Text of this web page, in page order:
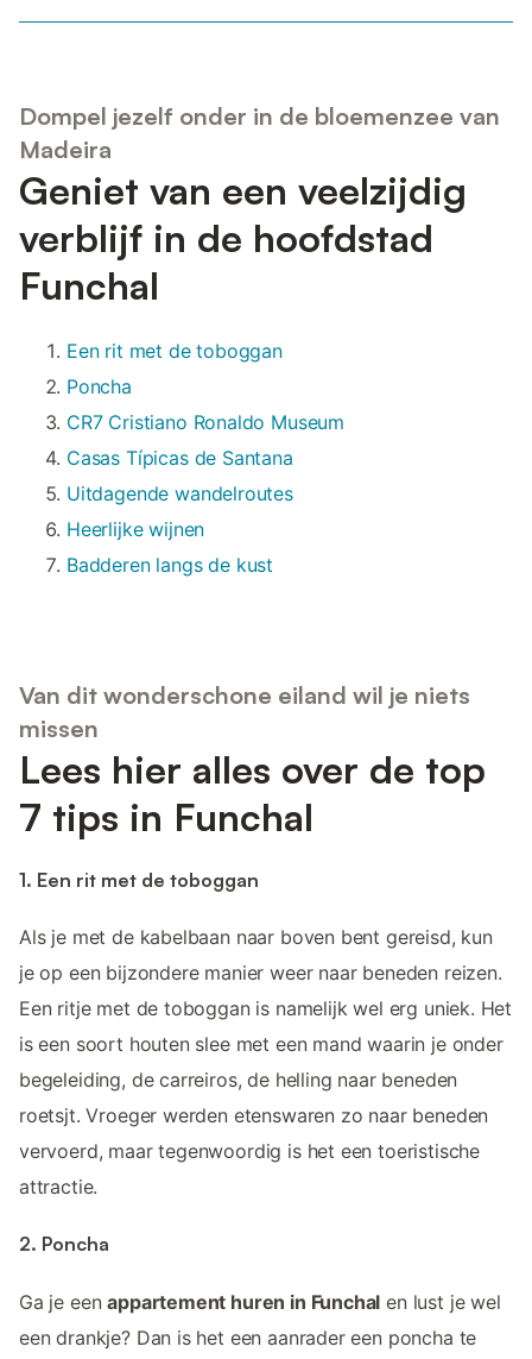
Dompel jezelf onder in de bloemenzee van
Madeira
Geniet van een veelzijdig
verblijf in de hoofdstad
Funchal
Een rit met de toboggan
Poncha
CR7 Cristiano Ronaldo Museum
Casas Típicas de Santana
Uitdagende wandelroutes
Heerlijke wijnen
Badderen langs de kust
Van dit wonderschone eiland wil je niets
missen
Lees hier alles over de top
7 tips in Funchal
1. Een rit met de toboggan
Als je met de kabelbaan naar boven bent gereisd, kun
je op een bijzondere manier weer naar beneden reizen.
Een ritje met de toboggan is namelijk wel erg uniek. Het
is een soort houten slee met een mand waarin je onder
begeleiding, de carreiros, de helling naar beneden
roetsjt. Vroeger werden etenswaren zo naar beneden
vervoerd, maar tegenwoordig is het een toeristische
attractie.
2. Poncha
Ga je eenappartement huren in Funchal en lust je wel
een drankje? Dan is het een aanrader een poncha te